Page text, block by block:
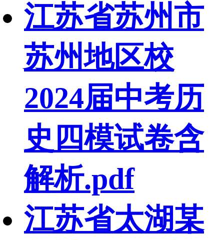
江苏省苏州市
苏州地区校
2024届中考历
史四模试卷含
解析.pdf
江苏省太湖某